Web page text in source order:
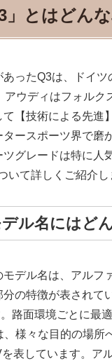
」とはどんな
ったQ3は、ドイ
ウディはフォルク
て【技術による先
ースポーツ界で磨
グレードは特に人
いて詳しくご紹介し
ル名にはど
デル名は、アルフ
の特徴が表されて
路面環境ごとに最
、様々な目的の場
表しています。ア